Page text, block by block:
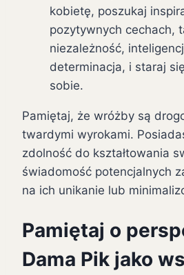
kobietę, poszukaj
pozytywnych cechach,
niezależność,
determinacja, i staraj
sobie.
Pamiętaj, że wróżby są
twardymi wyrokami.
zdolność do kształtowania
świadomość potencjalnych
na ich unikanie lub
Pamiętaj o
Dama Pik jako